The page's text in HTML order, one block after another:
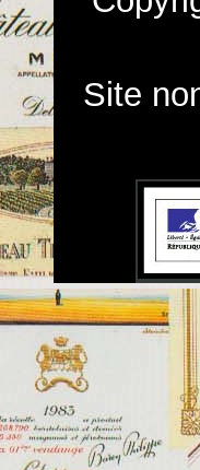
Site